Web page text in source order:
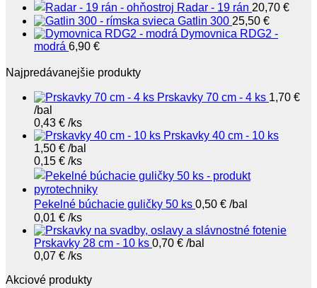
Radar - 19 rán 20,70 €
Gatlin 300 25,50 €
Dymovnica RDG2 -
modrá 6,90 €
Najpredávanejšie produkty
Prskavky 70 cm - 4 ks 1,70 €
/bal
0,43 € /ks
Prskavky 40 cm - 10 ks
1,50 € /bal
0,15 € /ks
Pekelné búchacie guličky 50 ks 0,50 € /bal
0,01 € /ks
Prskavky 28 cm - 10 ks 0,70 € /bal
0,07 € /ks
Akciové produkty